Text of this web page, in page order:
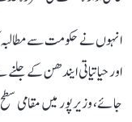
انہوں نے حکومت سے مطالبہ
اور حیاتیاتی ایندھن کے
جائے، وزیرپور میں مقامی